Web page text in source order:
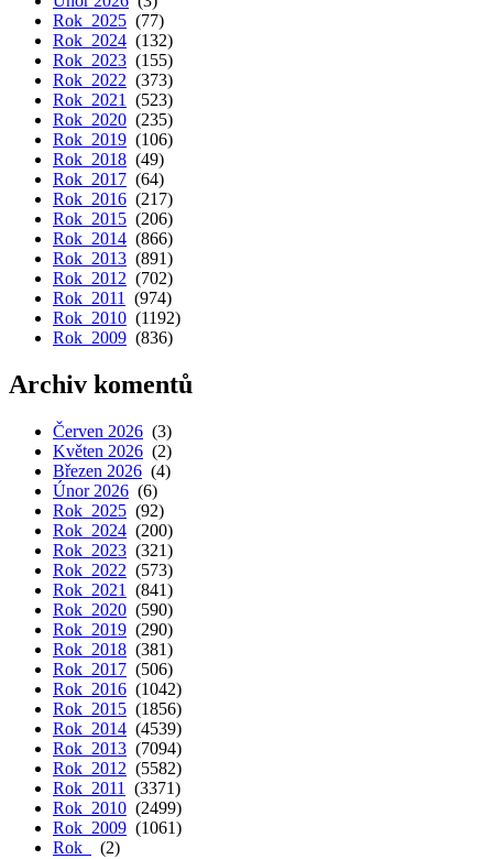
Rok 2025 (77)
Rok 2024 (132)
Rok 2023 (155)
Rok 2022 (373)
Rok 2021 (523)
Rok 2020 (235)
Rok 2019 (106)
Rok 2018 (49)
Rok 2017 (64)
Rok 2016 (217)
Rok 2015 (206)
Rok 2014 (866)
Rok 2013 (891)
Rok 2012 (702)
Rok 2011 (974)
Rok 2010 (1192)
Rok 2009 (836)
Archiv komentů
Červen 2026 (3)
Květen 2026 (2)
Březen 2026 (4)
Únor 2026 (6)
Rok 2025 (92)
Rok 2024 (200)
Rok 2023 (321)
Rok 2022 (573)
Rok 2021
(841)
Rok 2020 (590)
Rok 2019 (290)
Rok 2018 (381)
Rok 2017 (506)
Rok 2016 (1042)
Rok 2015 (1856)
Rok 2014 (4539)
Rok 2013 (7094)
Rok 2012 (5582)
Rok 2011
(3371)
Rok 2010 (2499)
Rok 2009 (1061)
Rok
(2)